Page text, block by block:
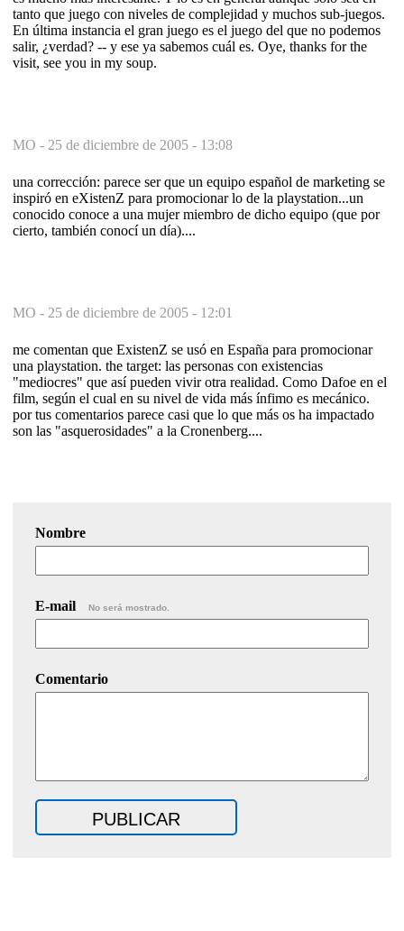
tanto que juego con niveles de complejidad y muchos sub-juegos.
En última instancia el gran juego es el juego del que no podemos
salir, ¿verdad? -- y ese ya sabemos cuál es. Oye, thanks for the
visit, see you in my soup.
MO - 25 de diciembre de 2005 - 13:08
una corrección: parece ser que un equipo español de marketing se
inspiró en eXistenZ para promocionar lo de la playstation...un
conocido conoce a una mujer miembro de dicho equipo (que por
cierto, también conocí un día)....
MO - 25 de diciembre de 2005 - 12:01
me comentan que ExistenZ se usó en España para promocionar
una playstation. the target: las personas con existencias
"mediocres" que así pueden vivir otra realidad. Como Dafoe en el
film, según el cual en su nivel de vida más ínfimo es mecánico.
por tus comentarios parece casi que lo que más os ha impactado
son las "asquerosidades" a la Cronenberg....
Nombre
E-mail No será mostrado.
Comentario